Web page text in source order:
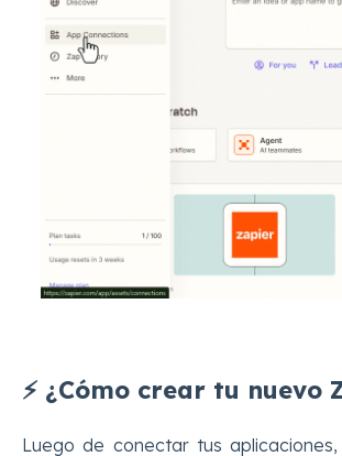
⚡ ¿Cómo crear tu nuevo
Luego de conectar tus